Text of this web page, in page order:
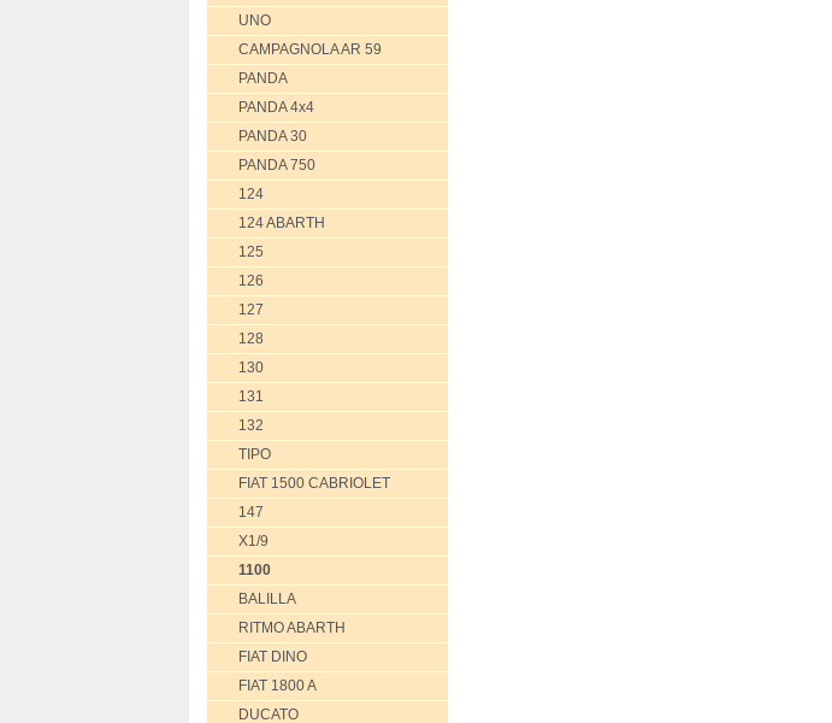
UNO
CAMPAGNOLA AR 59
PANDA
PANDA 4x4
PANDA 30
PANDA 750
124
124 ABARTH
125
126
127
128
130
131
132
TIPO
FIAT 1500 CABRIOLET
147
X1/9
1100
BALILLA
RITMO ABARTH
FIAT DINO
FIAT 1800 A
DUCATO